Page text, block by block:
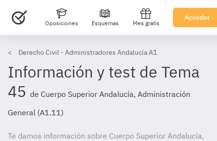
Oposiciones Esquemas Mes gratis
Acceder
Derecho Civil - Administradores Andalucía A1
Información y test de Tema
45 de Cuerpo Superior Andalucía, Administración
General (A1.11)
Te damos información sobre Cuerpo Superior Andalucía,